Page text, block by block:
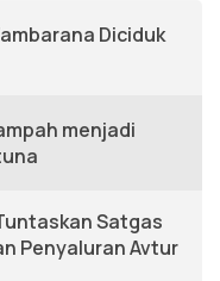
Diciduk
menjadi
Satgas
Penyaluran Avtur